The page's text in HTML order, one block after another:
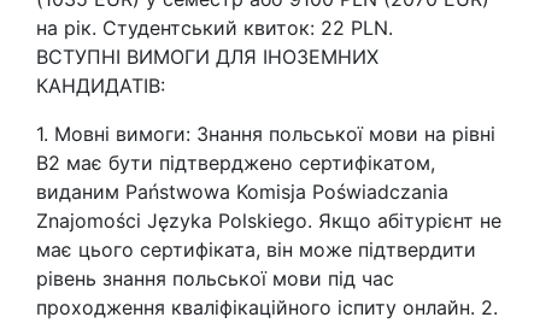
на рік. Студентський квиток: 22 PLN.
ВСТУПНІ ВИМОГИ ДЛЯ ІНОЗЕМНИХ
КАНДИДАТІВ:
1. Мовні вимоги: Знання польської мови на рівні
В2 має бути підтверджено сертифікатом,
виданим Państwowa Komisja Poświadczania
Znajomości Języka Polskiego. Якщо абітурієнт не
має цього сертифіката, він може підтвердити
рівень знання польської мови під час
проходження кваліфікаційного іспиту онлайн. 2.